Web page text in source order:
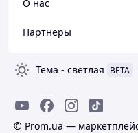
О нас
Партнеры
Тема - светлая BETA
© Prom.ua —